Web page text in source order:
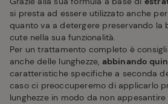
si presta ad essere utilizzato anche
quanto va a detergere preservando la
cute nella sua funzionalità.
Per un trattamento completo è
anche delle lunghezze, abbinando
caratteristiche specifiche a seconda
caso ci preoccuperemo di applicarlo
lunghezze in modo da non